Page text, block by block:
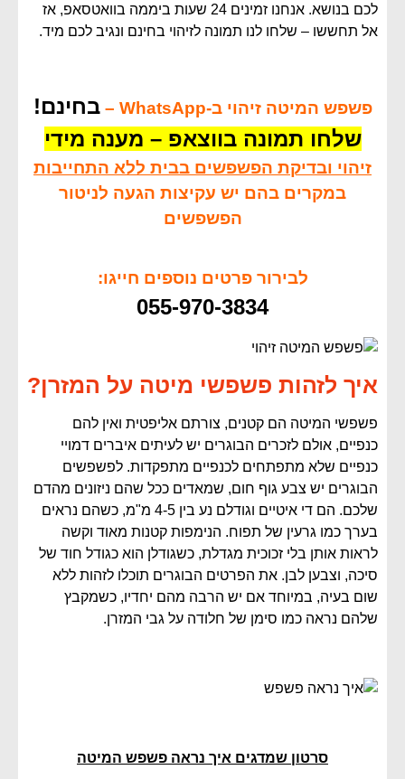
לכם בנושא. אנחנו זמינים 24 שעות ביממה בוואטסאפ, אז
אל תחששו – שלחו לנו תמונה לזיהוי בחינם ונגיב לכם מיד.
פשפש המיטה זיהוי ב-WhatsApp –
בחינם!
שלחו תמונה בווצאפ – מענה מידי
זיהוי ובדיקת הפשפשים בבית ללא התחייבות
במקרים בהם יש עקיצות הגעה לניטור
הפשפשים
לבירור פרטים נוספים חייגו:
055-970-3834
איך לזהות פשפשי מיטה על המזרן?
פשפשי המיטה הם קטנים, צורתם אליפטית ואין להם
כנפיים, אולם לזכרים הבוגרים יש לעיתים איברים דמויי
כנפיים שלא מתפתחים לכנפיים מתפקדות. לפשפשים
הבוגרים יש צבע גוף חום, שמאדים ככל שהם ניזונים מהדם
שלכם. הם די איטיים וגודלם נע בין 4-5 מ"מ, כשהם נראים
בערך כמו גרעין של תפוח. הנימפות קטנות מאוד וקשה
לראות אותן בלי זכוכית מגדלת, כשגודלן הוא כגודל חוד של
סיכה, וצבען לבן. את הפרטים הבוגרים תוכלו לזהות ללא
שום בעיה, במיוחד אם יש הרבה מהם יחדיו, כשמקבץ
שלהם נראה כמו סימן של חלודה על גבי המזרן.
סרטון שמדגים איך נראה פשפש המיטה